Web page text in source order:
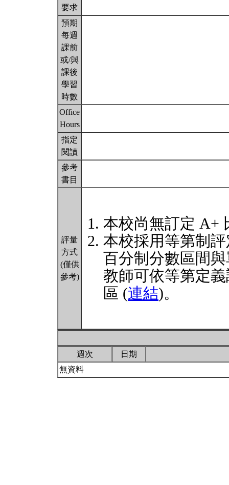
要求
預期
每週
課前
或/與
課後
學習
時數
Office
Hours
指定
閱讀
參考
書目
評量
方式
(僅供
參考)
本校尚無訂定 A+
本校採用等第制
百分制分數區間
教師可依等第定
區 (連結)。
週次
日期
無資料